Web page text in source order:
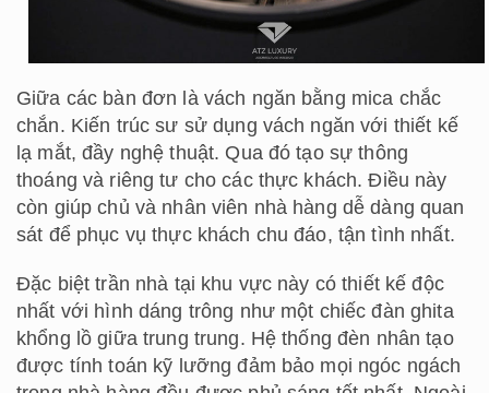
Giữa các bàn đơn là vách ngăn bằng mica chắc
chắn. Kiến trúc sư sử dụng vách ngăn với thiết kế
lạ mắt, đầy nghệ thuật. Qua đó tạo sự thông
thoáng và riêng tư cho các thực khách. Điều này
còn giúp chủ và nhân viên nhà hàng dễ dàng quan
sát để phục vụ thực khách chu đáo, tận tình nhất.
Đặc biệt trần nhà tại khu vực này có thiết kế độc
nhất với hình dáng trông như một chiếc đàn ghita
khổng lồ giữa trung trung. Hệ thống đèn nhân tạo
được tính toán kỹ lưỡng đảm bảo mọi ngóc ngách